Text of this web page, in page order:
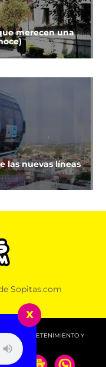
merecen una
las nuevas líneas
Sopitas.com
ENTRETENIMIENTO Y
x